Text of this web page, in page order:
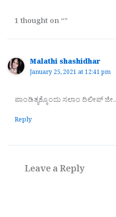
1 thought on “”
Malathi shashidhar
January 25, 2021 at 12:41 pm
ಪಾಂಡಿತ್ಯಕ್ಕೊಂದು ಸಲಾಂ ದಿಲೀಪ್ ಜೀ..
Reply
Leave a Reply